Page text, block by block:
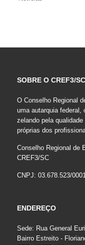
SOBRE O CREF3/SC
O Conselho Regional
uma autarquia federal,
zelando pela
próprias dos
Conselho Regional de
CREF3/SC
CNPJ: 03.678.523/
ENDEREÇO
Sede: Rua General
Bairro Estreito -